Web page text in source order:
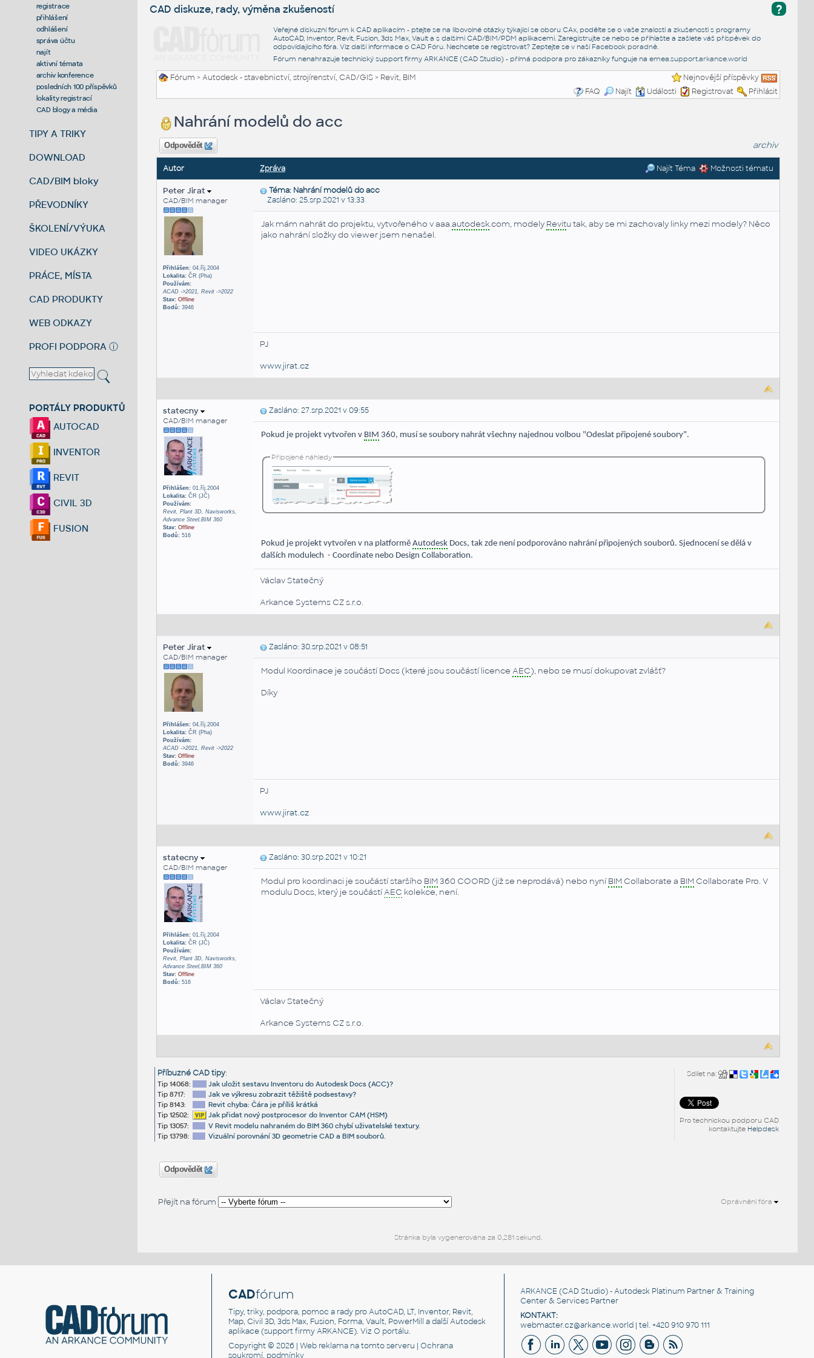
registrace
přihlášení
odhlášení
správa účtu
najít
aktivní témata
archiv konference
posledních 100 příspěvků
lokality registrací
CAD blogy a média
TIPY A TRIKY
DOWNLOAD
CAD/BIM bloky
PŘEVODNÍKY
ŠKOLENÍ/VÝUKA
VIDEO UKÁZKY
PRÁCE, MÍSTA
CAD PRODUKTY
WEB ODKAZY
PROFI PODPORA ⓘ
PORTÁLY PRODUKTŮ
AUTOCAD
INVENTOR
REVIT
CIVIL 3D
FUSION
?
CAD diskuze, rady, výměna zkušeností
Veřejné diskuzní fórum k CAD aplikacím - ptejte se na libovolné otázky týkající se oboru CAx, podělte se o vaše znalosti a zkušenosti s programy
AutoCAD, Inventor, Revit, Fusion, 3ds Max, Vault a s dalšími CAD/BIM/PDM aplikacemi. Zaregistrujte se nebo se přihlašte a zašlete váš příspěvek do
odpovídajícího fóra. Viz další informace o CAD Fóru. Nechcete se registrovat? Zeptejte se v naší Facebook poradně.
Fórum nenahrazuje technický support firmy ARKANCE (CAD Studio) - přímá podpora pro zákazníky funguje na emea.support.arkance.world
Fórum >Autodesk - stavebnictví, strojírenství, CAD/GIS> Revit, BIM
Nejnovější příspěvky
FAQ
Najít Události Registrovat Přihlásit
Nahrání modelů do acc
Odpovědět archiv
Autor Zpráva Najít Téma Možnosti tématu
Peter Jirat
CAD/BIM manager
Přihlášen:04.říj.2004
Lokalita:ČR (Pha)
Používám:
ACAD ->2021, Revit ->2022
Stav: Offline
Bodů:3946
Téma: Nahrání modelů do acc
Zasláno: 25.srp.2021 v 13:33
Jak mám nahrát do projektu, vytvořeného v aaa.autodesk.com, modely Revitu tak, aby se mi zachovaly linky mezi modely? Něco
jako nahrání složky do viewer jsem nenašel.
PJ
www.jirat.cz
statecny
CAD/BIM manager
Přihlášen:01.říj.2004
Lokalita:ČR (JČ)
Používám:
Revit, Plant 3D, Navisworks,
Advance Steel,BIM 360
Stav: Offline
Bodů:516
Zasláno: 27.srp.2021 v 09:55
Pokud je projekt vytvořen v BIM 360, musí se soubory nahrát všechny najednou volbou "Odeslat připojené soubory".
Připojené náhledy
Pokud je projekt vytvořen v na platformě AutodeskDocs, tak zde není podporováno nahrání připojených souborů. Sjednocení se dělá v
dalších modulech - Coordinate nebo Design Collaboration.
Václav Statečný
Arkance Systems CZ s.r.o.
Peter Jirat
CAD/BIM manager
Přihlášen:04.říj.2004
Lokalita:ČR (Pha)
Používám:
ACAD ->2021, Revit ->2022
Stav: Offline
Bodů:3946
Zasláno: 30.srp.2021 v 08:51
Modul Koordinace je součástí Docs (které jsou součástí licence AEC), nebo se musí dokupovat zvlášť?
Díky
PJ
www.jirat.cz
statecny
CAD/BIM manager
Přihlášen:01.říj.2004
Lokalita:ČR (JČ)
Používám:
Revit, Plant 3D, Navisworks,
Advance Steel,BIM 360
Stav: Offline
Bodů:516
Zasláno: 30.srp.2021 v 10:21
Modul pro koordinaci je součástí staršího BIM360 COORD (již se neprodává) nebo nyníBIMCollaborate a BIMCollaborate Pro. V
modulu Docs, který je součástíAEC kolekce, není.
Václav Statečný
Arkance Systems CZ s.r.o.
Sdílet na:
Pro technickou podporu CAD
kontaktujte Helpdesk
Příbuzné CAD tipy:
Tip 14068:
Jak uložit sestavu Inventoru do Autodesk Docs (ACC)?
Tip 8717:
Jak ve výkresu zobrazit těžiště podsestavy?
Tip 8143:
Revit chyba: Čára je příliš krátká
Tip 12502:
Jak přidat nový postprocesor do Inventor CAM (HSM)
Tip 13057:
V Revit modelu nahraném do BIM 360 chybí uživatelské textury.
Tip 13798:
Vizuální porovnání 3D geometrie CAD a BIM souborů.
Odpovědět
Přejít na fórum Oprávnění fóra
Stránka byla vygenerována za 0,281 sekund.
CADfórum
Tipy, triky, podpora, pomoc a rady pro AutoCAD, LT, Inventor, Revit,
Map, Civil 3D, 3ds Max, Fusion, Forma, Vault, PowerMill a další Autodesk
aplikace (support firmy ARKANCE). VizO portálu.
Copyright © 2026 |Web reklama na tomto serveru |Ochrana
soukromí, podmínky
ARKANCE (CAD Studio) - Autodesk Platinum Partner & Training
Center & Services Partner
KONTAKT:
webmaster.cz@arkance.world | tel. +420 910 970 111